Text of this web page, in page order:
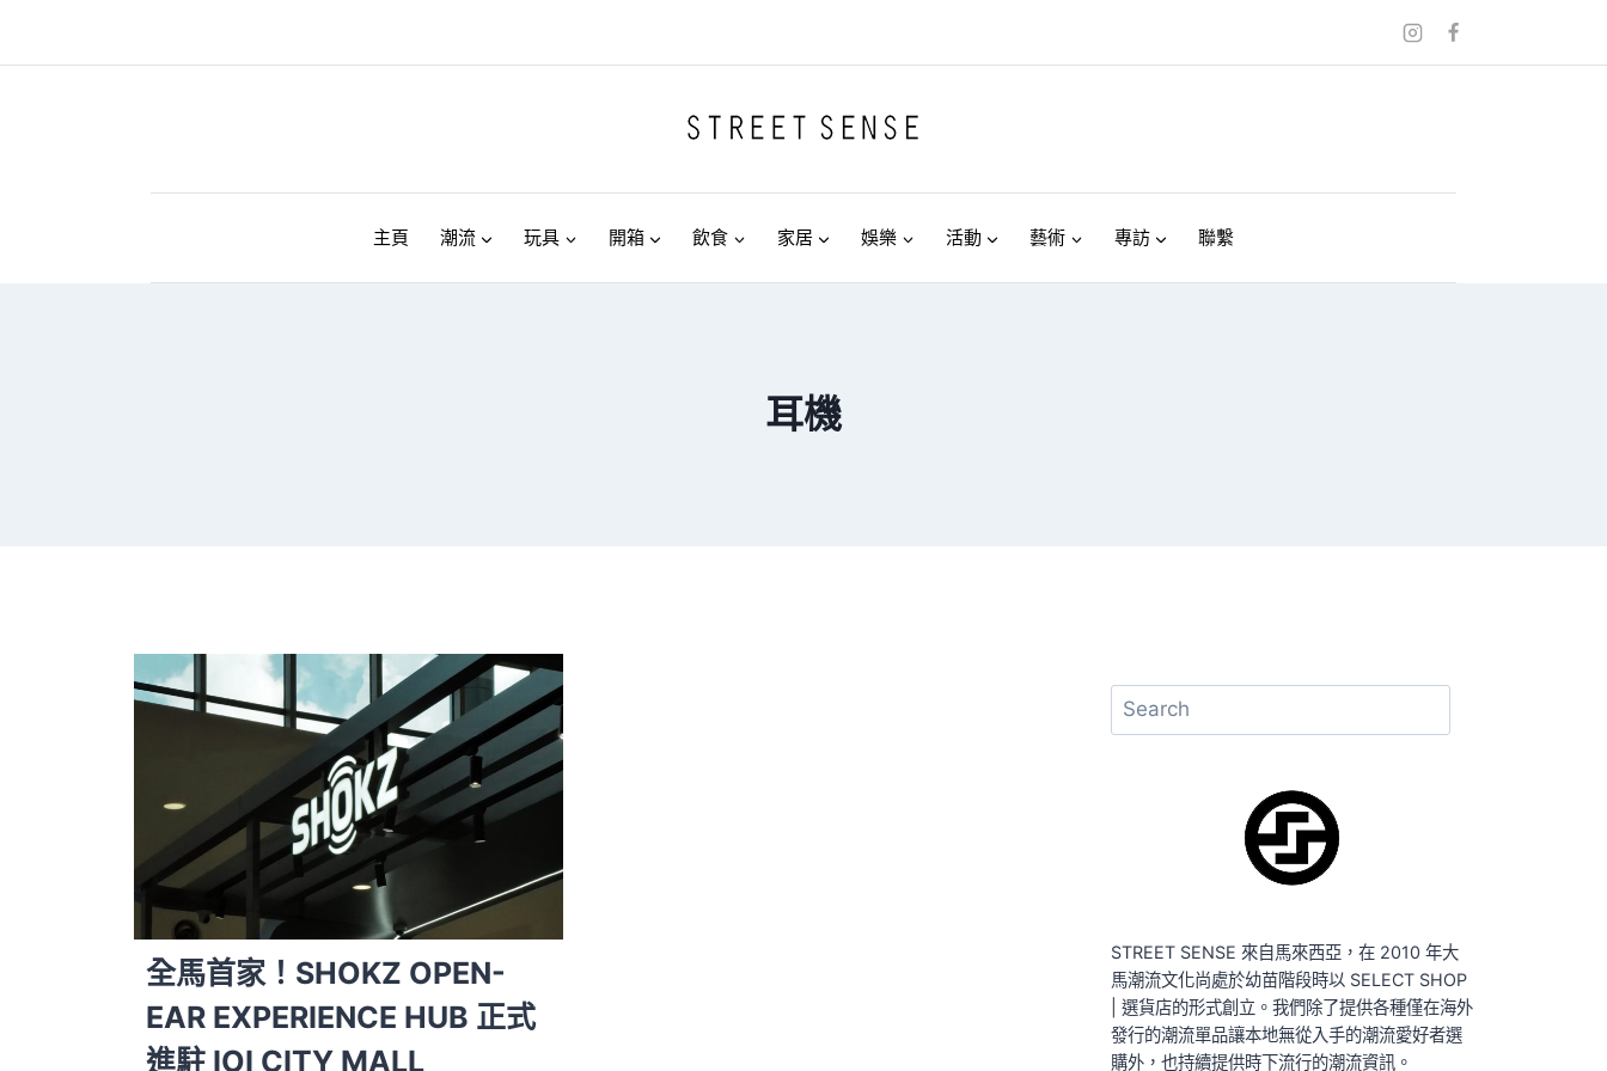
主頁 潮流 玩具 開箱 飲食 家居 娛樂 活動 藝術 專訪 聯繫
耳機
全馬首家！SHOKZ OPEN-
EAR EXPERIENCE HUB 正式
進駐 IOI CITY MALL
搜
尋
STREET SENSE 來自馬來西亞，在 2010 年大
馬潮流文化尚處於幼苗階段時以 SELECT SHOP
| 選貨店的形式創立。我們除了提供各種僅在海外
發行的潮流單品讓本地無從入手的潮流愛好者選
購外，也持續提供時下流行的潮流資訊。